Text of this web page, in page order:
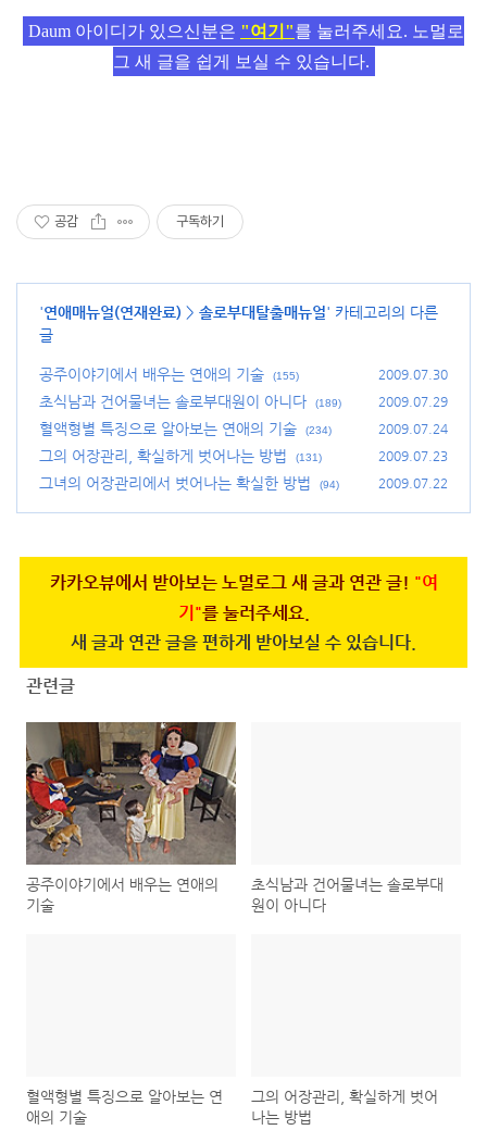
Daum 아이디가 있으신분은 "여기"를 눌러주세요. 노멀로
그 새 글을 쉽게 보실 수 있습니다.
공감 구독하기
'연애매뉴얼(연재완료) > 솔로부대탈출매뉴얼' 카테고리의 다른
글
공주이야기에서 배우는 연애의 기술 (155) 2009.07.30
초식남과 건어물녀는 솔로부대원이 아니다 (189) 2009.07.29
혈액형별 특징으로 알아보는 연애의 기술 (234) 2009.07.24
그의 어장관리, 확실하게 벗어나는 방법 (131) 2009.07.23
그녀의 어장관리에서 벗어나는 확실한 방법 (94) 2009.07.22
카카오뷰에서 받아보는 노멀로그 새 글과 연관 글! "여
기"를 눌러주세요.
새 글과 연관 글을 편하게 받아보실 수 있습니다.
관련글
공주이야기에서 배우는 연애의
기술
초식남과 건어물녀는 솔로부대
원이 아니다
혈액형별 특징으로 알아보는 연
애의 기술
그의 어장관리, 확실하게 벗어
나는 방법